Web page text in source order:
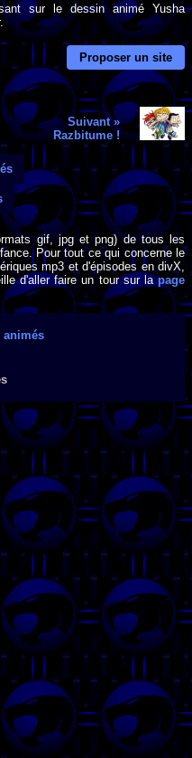
sur le dessin animé Yusha
Proposer un site
Suivant »
Razbitume !
gif, jpg et png) de tous les
Pour tout ce qui concerne le
mp3 et d'épisodes en divX,
d'aller faire un tour sur lapage
animés